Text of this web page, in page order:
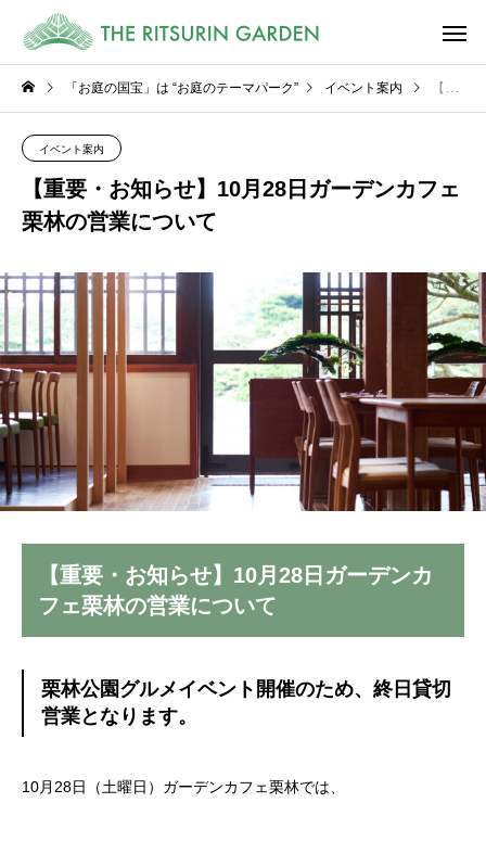
「お庭の国宝」は “お庭のテーマパーク” イベント案内 【重要・お知らせ】10月28日ガーデンカフェ栗林の営業について
イベント案内
【重要・お知らせ】10月28日ガーデンカフェ
栗林の営業について
【重要・お知らせ】10月28日ガーデンカ
フェ栗林の営業について
栗林公園グルメイベント開催のため、終日貸切
営業となります。
10月28日（土曜日）ガーデンカフェ栗林では、